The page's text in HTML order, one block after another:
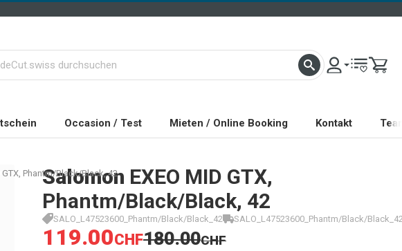
Occasion / Test Mieten / Online Booking Kontakt
GTX, Phantm/Black/Black, 42
Salomon EXEO MID GTX,
Phantm/Black/Black, 42
SALO_L47523600_Phantm/Black/Black_42 SALO_L47523600_Phantm/Black/
119.00CHF180.00CHF